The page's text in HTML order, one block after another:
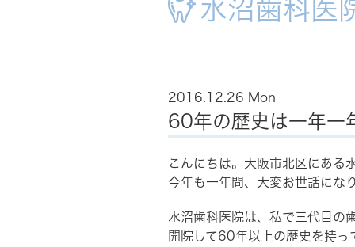
水沼歯科医
2016.12.26 Mon
60年の歴史は一年一
こんにちは。大阪市北区にある
今年も一年間、大変お世話にな
水沼歯科医院は、私で三代目の
開院して60年以上の歴史を持っ